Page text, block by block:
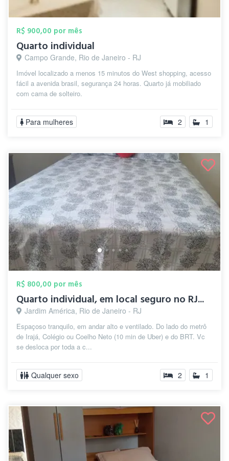
R$ 900,00 por mês
Quarto individual
Campo Grande, Rio de Janeiro - RJ
Imóvel localizado a menos 15 minutos do West shopping, acesso
fácil a avenida brasil, segurança 24 horas. Quarto já mobiliado
com cama de solteiro.
Para mulheres 2 1
R$ 800,00 por mês
Quarto individual, em local seguro no RJ...
Jardim América, Rio de Janeiro - RJ
Espaçoso tranquilo, em andar alto e ventilado. Do lado do metrô
de Irajá, Colégio ou Coelho Neto (10 min de Uber) e do BRT. Vc
se desloca por toda a c...
Qualquer sexo 2 1